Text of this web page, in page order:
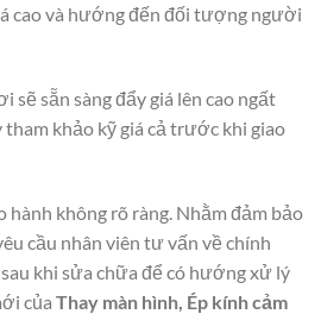
cao và hướng đến đối tượng người
sẽ sẵn sàng đẩy giá lên cao ngất
khảo kỹ giá cả trước khi giao
hành không rõ ràng. Nhằm đảm bảo
cầu nhân viên tư vấn về chính
khi sửa chữa để có hướng xử lý
của Thay màn hình, Ép kính cảm